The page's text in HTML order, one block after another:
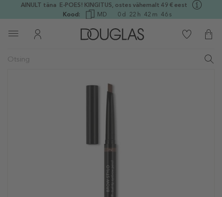
AINULT täna E-POES! KINGITUS, ostes vähemalt 49 € eest
Kood:
MD 0 d 22 h 42 m 46 s